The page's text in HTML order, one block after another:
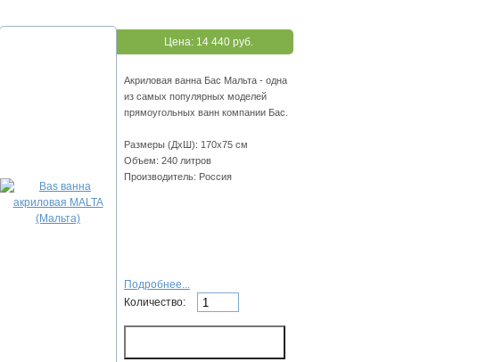
Цена: 14 440 руб.
Акриловая ванна Бас Мальта - одна
из самых популярных моделей
прямоугольных ванн компании Бас.
Размеры (ДхШ): 170х75 см
Объем: 240 литров
Производитель: Россия
Подробнее...
Количество: